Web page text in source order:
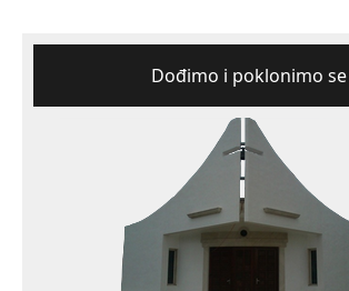
Dođimo i poklonimo se